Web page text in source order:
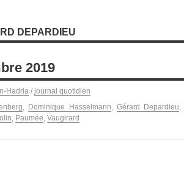
DEPARDIEU
2019
Hadria / journal quotidien
, Dominique Hasselmann, Gérard Depardieu,
, Paumée, Vaugirard